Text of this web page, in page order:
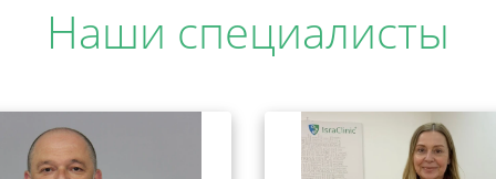
Наши специалисты